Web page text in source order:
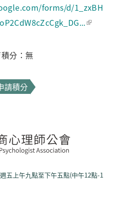
forms/d/1_zxBH
分：無
請積分
五上午九點至下午五點(中午12點-1